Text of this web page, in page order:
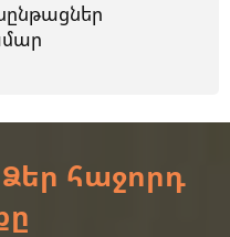
հաջորդ